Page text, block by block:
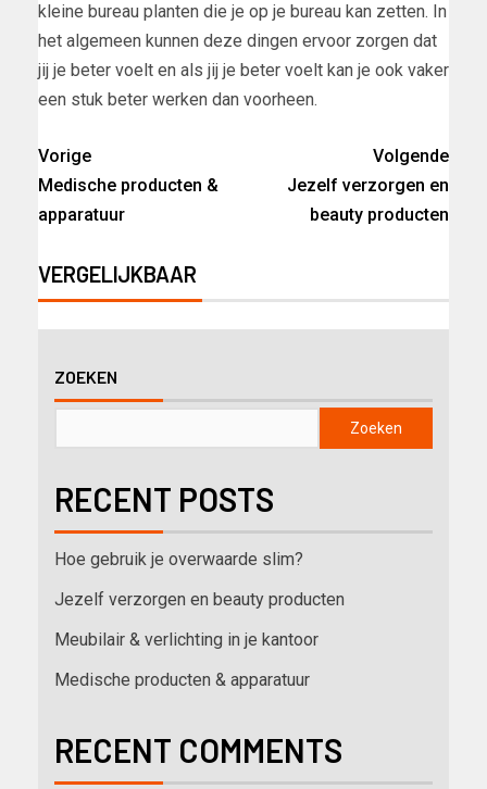
kleine bureau planten die je op je bureau kan zetten. In
het algemeen kunnen deze dingen ervoor zorgen dat
jij je beter voelt en als jij je beter voelt kan je ook vaker
een stuk beter werken dan voorheen.
Vorige
Medische producten &
apparatuur
Volgende
Jezelf verzorgen en
beauty producten
VERGELIJKBAAR
ZOEKEN
Zoeken
RECENT POSTS
Hoe gebruik je overwaarde slim?
Jezelf verzorgen en beauty producten
Meubilair & verlichting in je kantoor
Medische producten & apparatuur
RECENT COMMENTS